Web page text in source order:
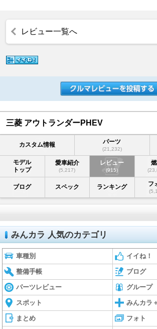
レビュー一覧へ
三菱 アウトランダーPHEV
カスタム情報 パーツ
(21,232)
モデル
トップ
愛車紹介
(5,217)
レビュー
(915)
ブログ スペック ランキング フ
みんカラ 人気のカテゴリ
車種別 イイね！
整備手帳 ブログ
パーツレビュー グループ
スポット みんカラ
まとめ フォト